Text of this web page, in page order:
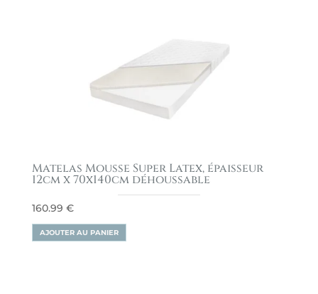
Matelas Mousse Super Latex, épaisseur
12cm x 70x140cm déhoussable
160.99 €
AJOUTER AU PANIER